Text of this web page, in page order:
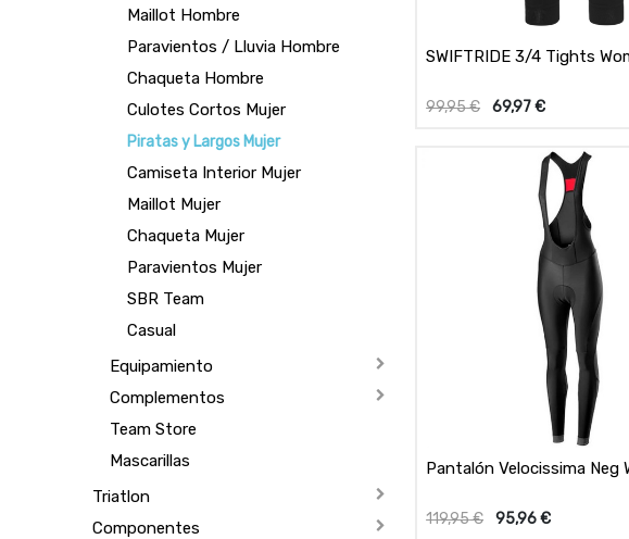
Maillot Hombre
Paravientos / Lluvia Hombre
Chaqueta Hombre
Culotes Cortos Mujer
Piratas y Largos Mujer
Camiseta Interior Mujer
Maillot Mujer
Chaqueta Mujer
Paravientos Mujer
SBR Team
Casual
Equipamiento
Complementos
Team Store
Mascarillas
Triatlon
Componentes
SWIFTRIDE 3/4 Tights
99,95€ 69,97€
Pantalón Velocissima Neg
119,95€ 95,96€